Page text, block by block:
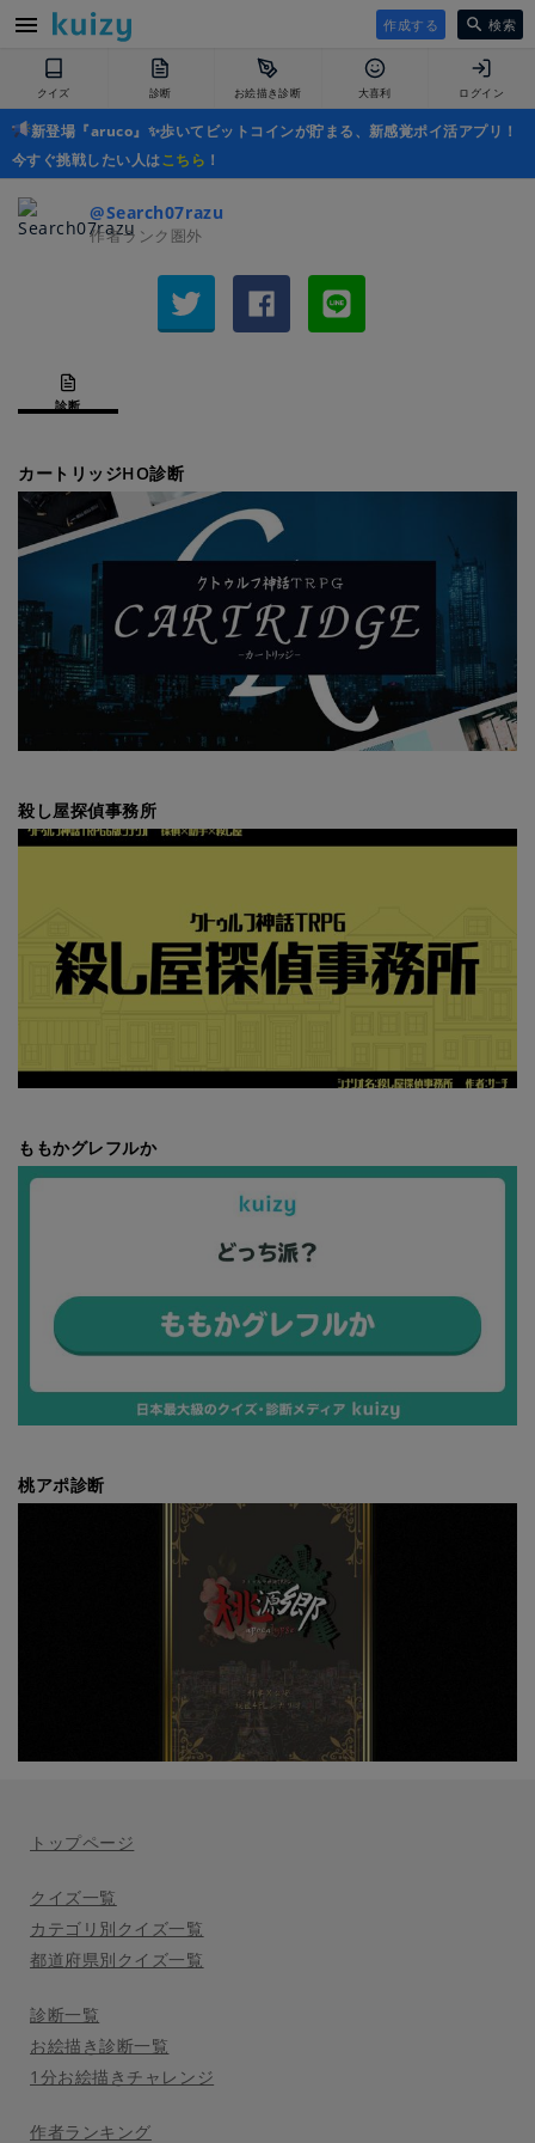
作成する 検索
クイズ 診断 お絵描き診断 大喜利 ログイン
新登場『aruco』✨歩いてビットコインが貯まる、新感覚ポイ活アプリ！
今すぐ挑戦したい人はこちら ！
@Search07razu
作者ランク圏外
診断
カートリッジHO診断
殺し屋探偵事務所
ももかグレフルか
桃アポ診断
トップページ
クイズ一覧
カテゴリ別クイズ一覧
都道府県別クイズ一覧
診断一覧
お絵描き診断一覧
1分お絵描きチャレンジ
作者ランキング